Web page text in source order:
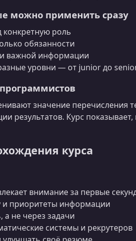
можно применить сразу
конкретную роль
обязанности
важной информации
уровни — от junior до
значение перечисления
результатов. Курс показывает,
курса
внимание за первые
и приоритеты информации
не через задачи
системы и рекрутеров